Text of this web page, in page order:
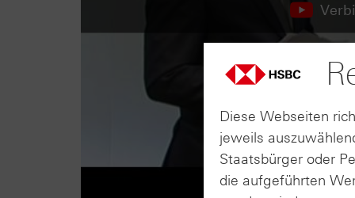
Diese Webseiten
jeweils
Staatsbürger oder
die aufgeführten